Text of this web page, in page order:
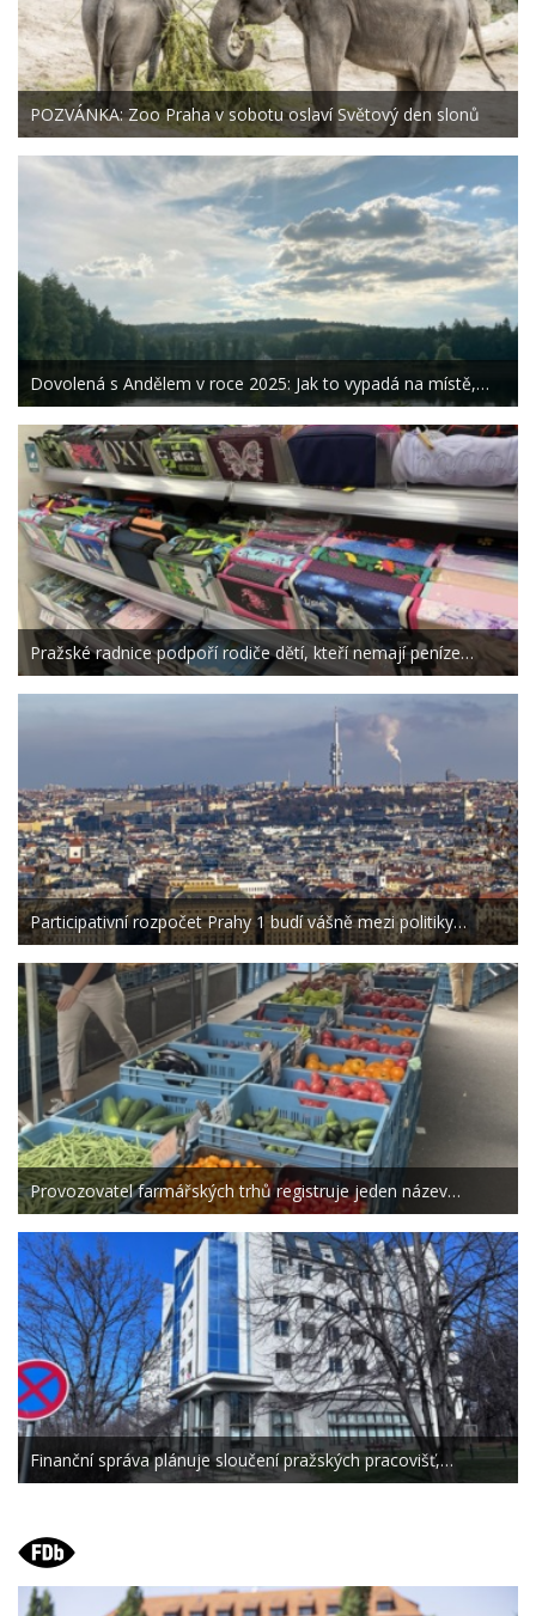
POZVÁNKA: Zoo Praha v sobotu oslaví Světový den slonů
Dovolená s Andělem v roce 2025: Jak to vypadá na místě,…
Pražské radnice podpoří rodiče dětí, kteří nemají peníze…
Participativní rozpočet Prahy 1 budí vášně mezi politiky…
Provozovatel farmářských trhů registruje jeden název…
Finanční správa plánuje sloučení pražských pracovišť,…